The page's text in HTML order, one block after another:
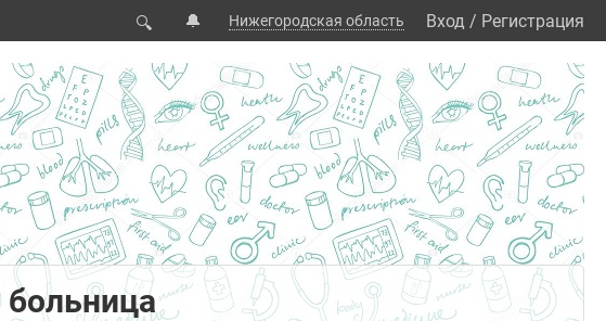
🔍 🔔 Нижегородская область Вход / Регистрация
больница